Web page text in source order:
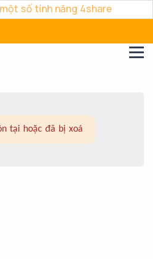
số tính năng 4share
tại hoặc đã bị xoá